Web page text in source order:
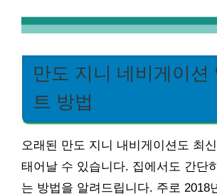
만도 지니 네비게이션
트 방법
오래된 만도 지니 내비게이션도 최
태어날 수 있습니다. 집에서도 간단
는 방법을 알려드립니다. 주로 2018